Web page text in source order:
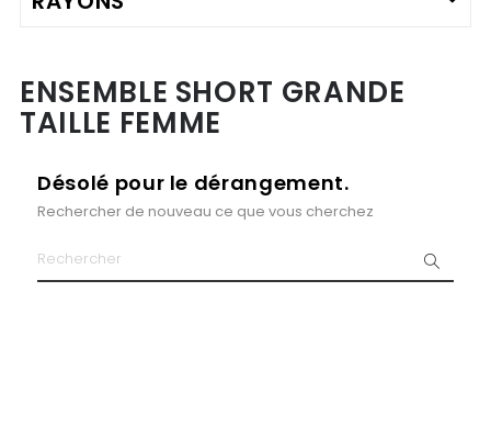
ENSEMBLE SHORT GRANDE
TAILLE FEMME
Désolé pour le dérangement.
Rechercher de nouveau ce que vous cherchez